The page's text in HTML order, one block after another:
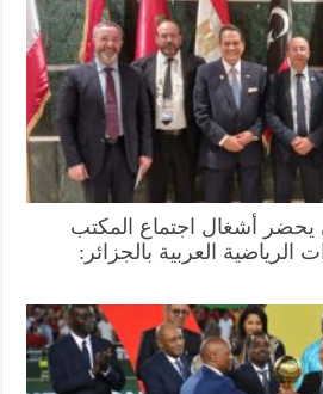
يحضر أشغال اجتماع المكتب
الرياضية العربية بالجزائر: